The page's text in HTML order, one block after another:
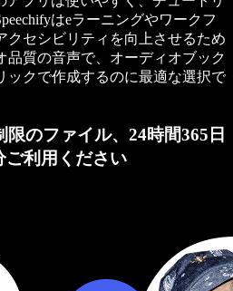
はeラーニングやワークフ
クセシビリティを向上させるため
品質の音声で、オーディオブック
ックで作成するのに最適な選択で
のファイル、24時間365日
ご利用ください